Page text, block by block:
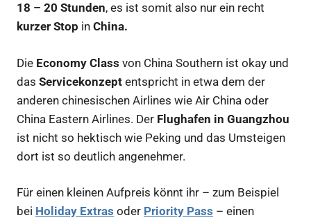
18 – 20 Stunden, es ist somit also nur ein recht
kurzer Stop in China.
Die Economy Class von China Southern ist okay und
das Servicekonzept entspricht in etwa dem der
anderen chinesischen Airlines wie Air China oder
China Eastern Airlines. Der Flughafen in Guangzhou
ist nicht so hektisch wie Peking und das Umsteigen
dort ist so deutlich angenehmer.
Für einen kleinen Aufpreis könnt ihr – zum Beispiel
bei Holiday Extras oder Priority Pass – einen